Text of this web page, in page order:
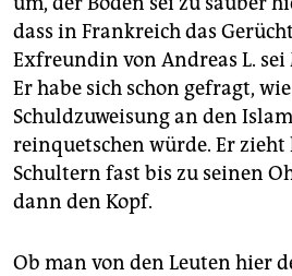
dass in Frankreich das
Exfreundin von Andreas L. sei
Er habe sich schon gefragt,
Schuldzuweisung an den
reinquetschen würde. Er zieht
Schultern fast bis zu seinen
dann den Kopf.
Ob man von den Leuten hier